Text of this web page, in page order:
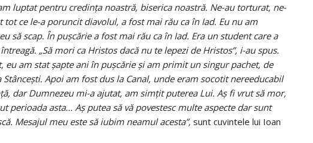
luptat pentru credinţa noastră, biserica noastră. Ne-au torturat, ne-
ce le-a poruncit diavolul, a fost mai rău ca în Iad. Eu nu am
să scap. În puşcărie a fost mai rău ca în Iad. Era un student care a
„Să mori ca Hristos dacă nu te lepezi de Hristos”, i-au spus.
eu am stat şapte ani în puşcărie şi am primit un singur pachet, de
Apoi am fost dus la Canal, unde eram socotit nereeducabil
dar Dumnezeu mi-a ajutat, am simţit puterea Lui. Aş fi vrut să mor,
perioada asta… Aş putea să vă povestesc multe aspecte dar sunt
Mesajul meu este să iubim neamul acesta”, sunt cuvintele lui Ioan